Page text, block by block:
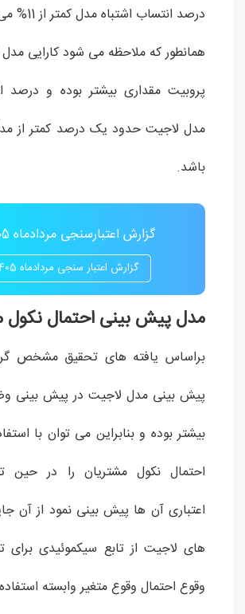
درصد انتساب اشتباه مدل کمتر از 11% می باشد.
همانطور که ملاحظه می شود کارایی
پروبیت مقداری بیشتر بوده و درصد
مدل لاجیت حدود یک درصد کمتر از
باشد.
گزارش اعتبارسنجی مردادماه 1405
گزارش اعتبار سنجی مردادماه 1405
مدل پیش بینی احتمال نکول
براساس یافته های تحقیق مشخص
پیش بینی مدل لاجیت در پیش بینی
بیشتر بوده و بنابراین می توان با
احتمال نکول مشتریان را در حین
اعتباری آن ها پیش بینی نمود از آن
های لاجیت از تابع سیکموئیدی برای
وقوع احتمال وقوع متغیر وابسته